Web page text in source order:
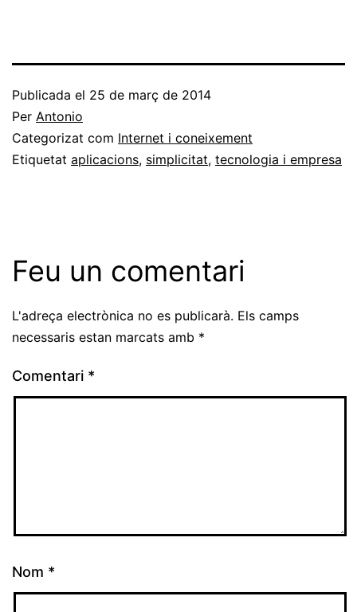
Publicada el 25 de març de 2014
Per Antonio
Categorizat com Internet i coneixement
Etiquetat aplicacions, simplicitat, tecnologia i empresa
Feu un comentari
L'adreça electrònica no es publicarà. Els camps
necessaris estan marcats amb *
Comentari *
Nom *